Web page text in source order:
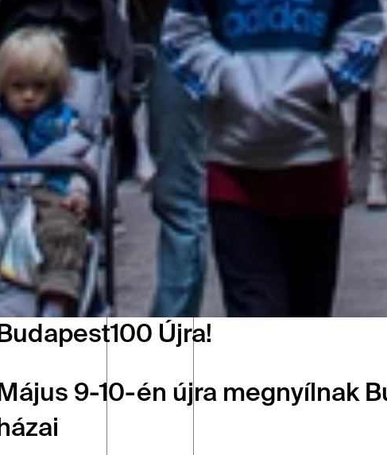
Budapest100 Újra!
Május 9-10-én újra megnyílnak
házai